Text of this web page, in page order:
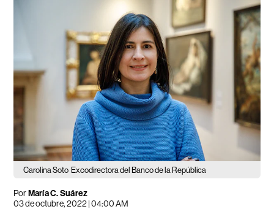
Carolina Soto Excodirectora del Banco de la República
PorMaría C. Suárez
03 de octubre, 2022 | 04:00 AM